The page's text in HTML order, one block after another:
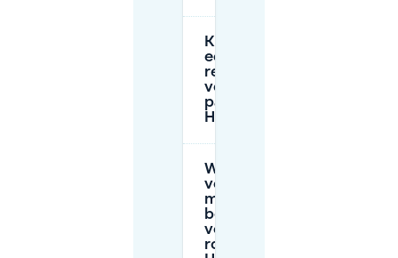
Kan ik vooraf
een plek
reserveren
voor de
parkeerplaats
Heinekenplein?
Wat is de
veiligste
manier om
boetes te
voorkomen
rond de